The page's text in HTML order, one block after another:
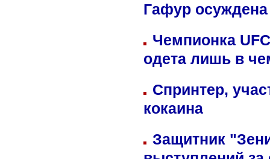
Гафур осуждена
Чемпионка
одета лишь в
Спринтер,
кокаина
Защитник